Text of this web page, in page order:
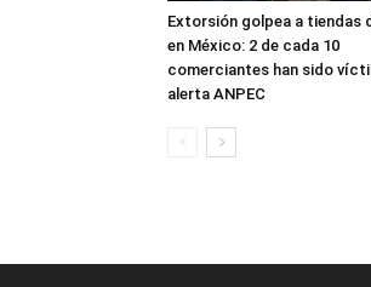
Extorsión golpea a tiendas
en México: 2 de cada 10
comerciantes han sido
alerta ANPEC